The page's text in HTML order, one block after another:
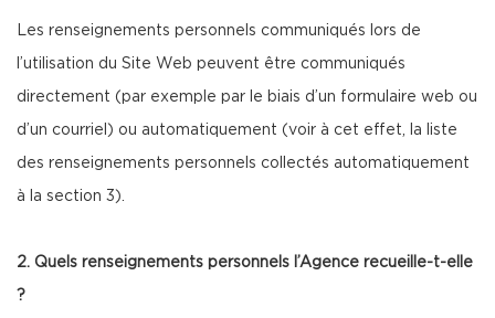
Les renseignements personnels communiqués lors de
l’utilisation du Site Web peuvent être communiqués
directement (par exemple par le biais d’un formulaire web ou
d’un courriel) ou automatiquement (voir à cet effet, la liste
des renseignements personnels collectés automatiquement
à la section 3).
2. Quels renseignements personnels l’Agence recueille-t-elle
?